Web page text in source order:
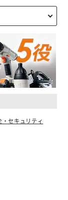
・セキュリティ